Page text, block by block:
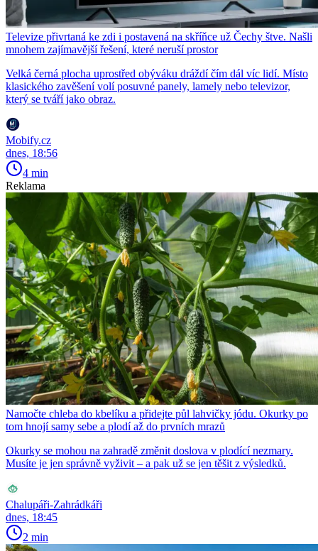
Televize přivrtaná ke zdi i postavená na skříňce už Čechy štve. Našli
mnohem zajímavější řešení, které neruší prostor
Velká černá plocha uprostřed obýváku dráždí čím dál víc lidí. Místo
klasického zavěšení volí posuvné panely, lamely nebo televizor,
který se tváří jako obraz.
Mobify.cz
dnes, 18:56
4 min
Reklama
Namočte chleba do kbelíku a přidejte půl lahvičky jódu. Okurky po
tom hnojí samy sebe a plodí až do prvních mrazů
Okurky se mohou na zahradě změnit doslova v plodící nezmary.
Musíte je jen správně vyživit – a pak už se jen těšit z výsledků.
Chalupáři-Zahrádkáři
dnes, 18:45
2 min